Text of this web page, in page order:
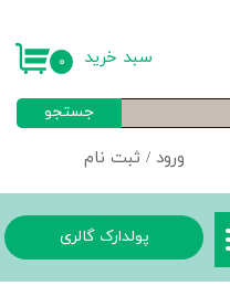
ورود / ثبت نام
جستجو
۰ سبد خرید
پولدارک گالری